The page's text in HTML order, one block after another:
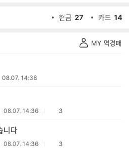
현금 27 카드 14
MY 역경매
08.07. 14:38
08.07. 14:36 참여업체수
3
니다
08.07. 14:36 참여업체수
3